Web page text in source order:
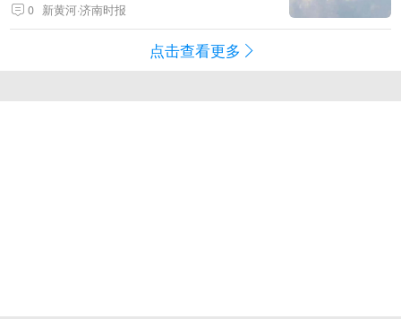
0 新黄河·济南时报
点击查看更多